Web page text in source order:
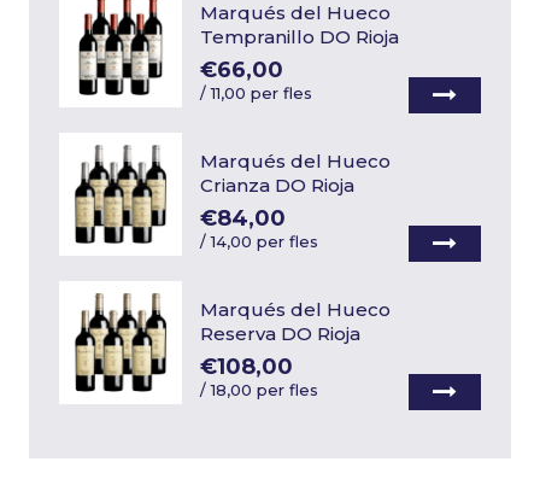
Marqués del Hueco
Tempranillo DO Rioja
€66,00
/11,00 per fles
Marqués del Hueco
Crianza DO Rioja
€84,00
/14,00 per fles
Marqués del Hueco
Reserva DO Rioja
€108,00
/18,00 per fles